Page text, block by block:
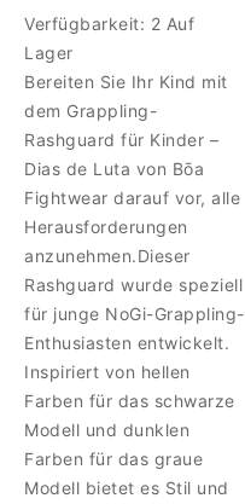
Verfügbarkeit: 2 Auf
Lager
Bereiten Sie Ihr Kind mit
dem Grappling-
Rashguard für Kinder –
Dias de Luta von Bōa
Fightwear darauf vor, alle
Herausforderungen
anzunehmen.Dieser
Rashguard wurde speziell
für junge NoGi-Grappling-
Enthusiasten entwickelt.
Inspiriert von hellen
Farben für das schwarze
Modell und dunklen
Farben für das graue
Modell bietet es Stil und